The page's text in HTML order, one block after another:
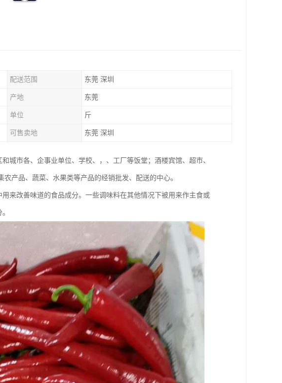
配送范围 东莞 深圳
产地 东莞
单位 斤
可售卖地 东莞 深圳
城市各、企事业单位、学校、，、工厂等饭堂；酒楼宾馆、超市、
产品、蔬菜、水果类等产品的经销批发、配送的中心。
来改善味道的食品成分。一些调味料在其他情况下被用来作主食或